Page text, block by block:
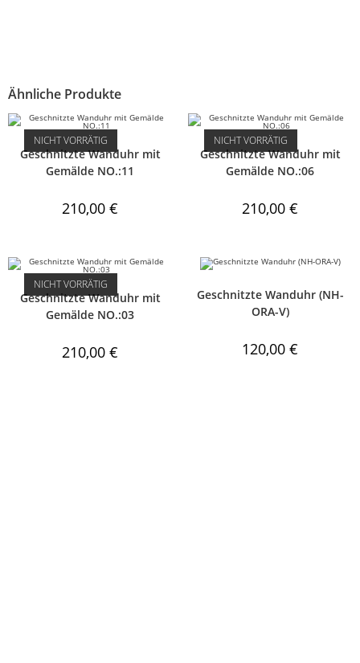
Ähnliche Produkte
NICHT VORRÄTIG
Geschnitzte Wanduhr mit
Gemälde NO.:11
210,00 €
NICHT VORRÄTIG
Geschnitzte Wanduhr mit
Gemälde NO.:06
210,00 €
NICHT VORRÄTIG
Geschnitzte Wanduhr mit
Gemälde NO.:03
210,00 €
Geschnitzte Wanduhr (NH-
ORA-V)
120,00 €